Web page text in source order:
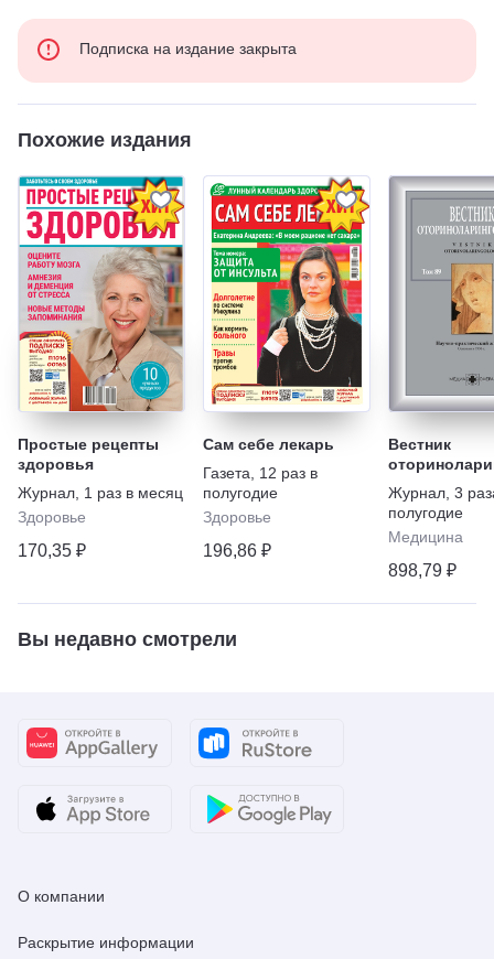
Подписка на издание закрыта
Похожие издания
Простые рецепты
здоровья
Журнал 1 раз в месяц
Здоровье
170,35 ₽
Сам себе лекарь
Газета
12 раз в
полугодие
Здоровье
196,86 ₽
Вестник
Журнал 3
полугодие
Медицина
898,79 ₽
Вы недавно смотрели
О компании
Раскрытие информации